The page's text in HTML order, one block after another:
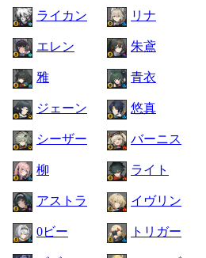
ライカン リナ
エレン 朱鳶
雅 青衣
ジェーン 悠真
シーザー バーニス
柳 ライト
アストラ イヴリン
0ビー トリガー